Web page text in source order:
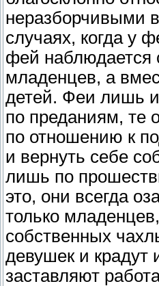
неразборчивыми
случаях, когда у
фей наблюдается
младенцев, а
детей. Феи лишь
по преданиям, те
по отношению к
и вернуть себе
лишь по
это, они всегда
только
собственных
девушек и крадут
заставляют